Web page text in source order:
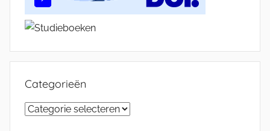
Categorieën
Categorieën